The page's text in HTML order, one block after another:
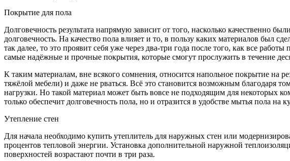
Покрытие для пола
Долговечность результата напрямую зависит от того, насколько
долговечность. На качество пола влияет и то, в пользу каких материалов был
так далее, то это проявит себя уже через два-три года после того, как все
самые надёжные и прочные покрытия, которые смогут прослужить в течение
К таким материалам, вне всякого сомнения, относится напольное покрытие на
тяжёлой мебели) и даже не рваться. Всё это становится возможным благодаря
нагрузки. Но такой материал может быть вовсе не подходящим для некоторых
только обеспечит долговечность пола, но и отразится в удобстве мытья пола на
Утепление стен
Для начала необходимо купить утеплитель для наружных стен или
процентов тепловой энергии. Установка дополнительной наружной
поверхностей возрастают почти в три раза.